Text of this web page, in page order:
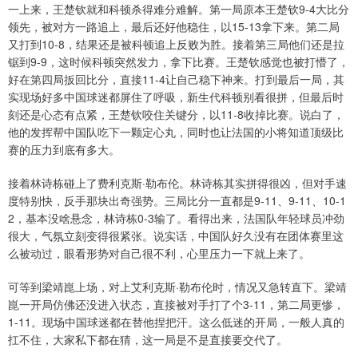
一上来，王楚钦就和科顿杀得难分难解。第一局原本王楚钦9-4大比分
领先，被对方一路追上，最后还好他稳住，以15-13拿下来。第二局
又打到10-8，结果还是被科顿追上反败为胜。接着第三局他们还是拉
锯到9-9，这时候科顿突然发力，拿下比赛。王楚钦感觉也被打懵了，
好在第四局扳回比分，直接11-4让自己稳下神来。打到最后一局，其
实现场好多中国球迷都屏住了呼吸，新生代科顿别看很拼，但最后时
刻还是心态有点紧，王楚钦咬住关键分，以11-8收掉比赛。说白了，
他的发挥帮中国队吃下一颗定心丸，同时也让法国的小将知道顶级比
赛的压力到底有多大。
接着林诗栋碰上了费利克斯·勒布伦。林诗栋其实拼得很凶，但对手速
度特别快，反手那块出奇强势。三局比分一直都是9-11、9-11、10-1
2，基本没啥悬念，林诗栋0-3输了。看得出来，法国队年轻球员冲劲
很大，气氛立刻变得很紧张。说实话，中国队好久没有在团体赛里这
么被动过，眼看形势对自己很不利，心里压力一下就上来了。
可等到梁靖崑上场，对上艾利克斯·勒布伦时，情况又急转直下。梁靖
崑一开局仿佛还没进入状态，直接被对手打了个3-11，第二局更惨，
1-11。现场中国球迷都在替他捏把汗。这么低迷的开局，一般人真的
扛不住，大家私下都在猜，这一局是不是直接要交代了。